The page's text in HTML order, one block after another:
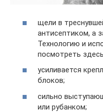
щели в
антисептиком, а
Технологию и
посмотреть
усиливается
блоков;
сильно
или рубанком;